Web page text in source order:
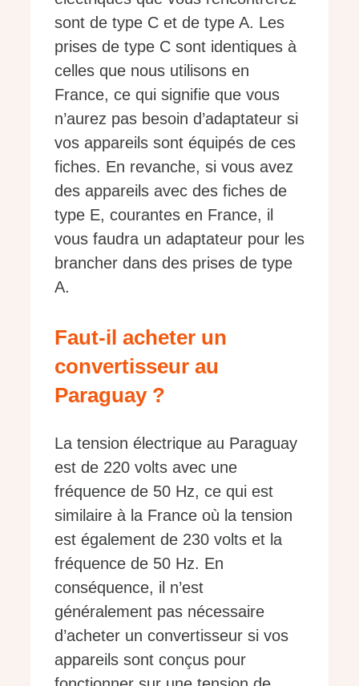
sont de type C et de type A. Les
prises de type C sont identiques à
celles que nous utilisons en
France, ce qui signifie que vous
n’aurez pas besoin d’adaptateur si
vos appareils sont équipés de ces
fiches. En revanche, si vous avez
des appareils avec des fiches de
type E, courantes en France, il
vous faudra un adaptateur pour les
brancher dans des prises de type
A.
Faut-il acheter un
convertisseur au
Paraguay ?
La tension électrique au Paraguay
est de 220 volts avec une
fréquence de 50 Hz, ce qui est
similaire à la France où la tension
est également de 230 volts et la
fréquence de 50 Hz. En
conséquence, il n’est
généralement pas nécessaire
d’acheter un convertisseur si vos
appareils sont conçus pour